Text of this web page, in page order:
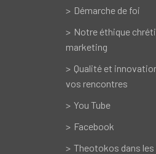
Démarche de foi
Notre éthique
marketing
Qualité et
vos rencontres
You Tube
Facebook
Theotokos dans les